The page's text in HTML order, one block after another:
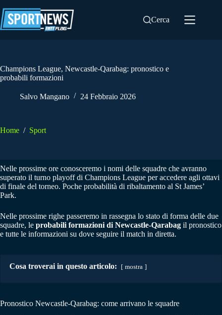
al
contenuto
Cerca
Champions League, Newcastle-Qarabag: pronostico e
probabili formazioni
Salvo Mangano 24 Febbraio 2026
Home / Sport
Nelle prossime ore conosceremo i nomi delle squadre che avranno
superato il turno playoff di Champions League per accedere agli ottavi
di finale del torneo. Poche probabilità di ribaltamento al St James’
Park.
Nelle prossime righe passeremo in rassegna lo stato di forma delle due
squadre, le probabili formazioni di Newcastle-Qarabag il pronostico
e tutte le informazioni su dove seguire il match in diretta.
Cosa troverai in questo articolo: mostra
Pronostico Newcastle-Qarabag: come arrivano le squadre